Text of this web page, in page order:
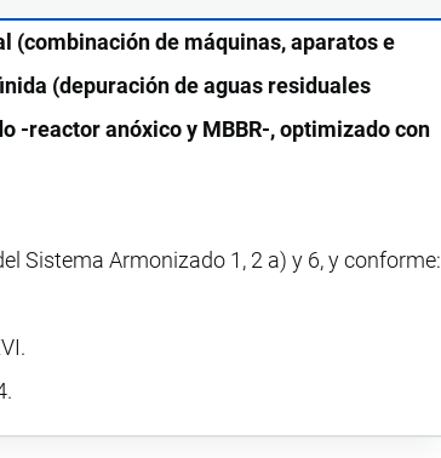
(combinación de máquinas, aparatos e
(depuración de aguas residuales
-reactor anóxico y MBBR-, optimizado con
Sistema Armonizado 1, 2 a) y 6, y conforme: